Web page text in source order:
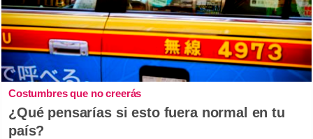
Costumbres que no creerás
¿Qué pensarías si esto fuera normal en tu
país?